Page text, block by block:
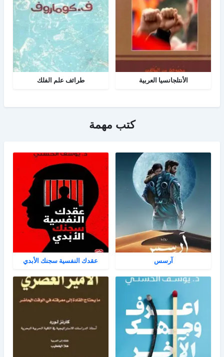
الأنتلجانسيا العربية طرائف علم الفلك
كتب مهمة
آرسس عقدك النفسية سجنك الأبدي